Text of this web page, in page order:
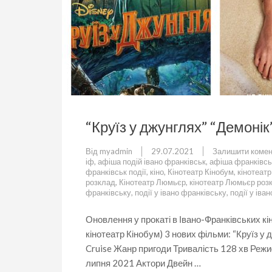
“Круїз у джунглях”
Від myadmin 29.07.2021 Залишити
іф, афіша подій івано франківськ, афіша
франківськ події, кіно, Кінотеатр Кінобум,
розклад, Кінотеатр Люмьєр, кінотеатр Люмьєр
франківську, події у івано франківську, події у
Оновлення у прокаті в Івано-Франківських
кінотеатр Кінобум) 3 нових фільми: “Круїз у
Cruise Жанр пригоди Тривалість 128 хв
липня 2021 Актори Двейн …